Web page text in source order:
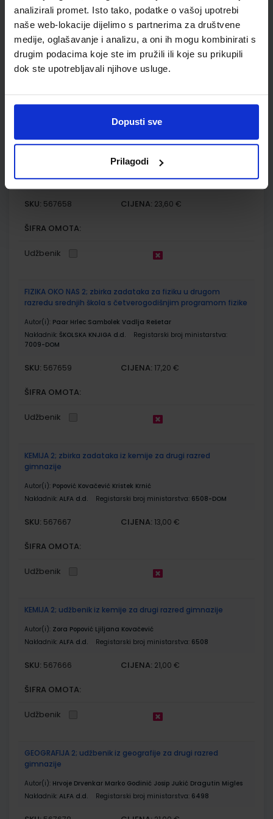
analizirali promet. Isto tako, podatke o vašoj upotrebi
naše web-lokacije dijelimo s partnerima za društvene
medije, oglašavanje i analizu, a oni ih mogu kombinirati s
drugim podacima koje ste im pružili ili koje su prikupili
dok ste upotrebljavali njihove usluge.
Dopusti sve
Prilagodi
Autor(i):Sunčica Remenar Mirela Sertić Perić Fran Rebrina
Nakladnik:ALFA d.d. Registarski broj ministarstva:6478-DOM
SKU: 567645 CIJENA:13,00 €
ŠIFRA OMOTA:
Udžbenik
FIZIKA OKO NAS 2; udžbenik fizike s dodatnim digitalnim
sadržajima u drugom razredu gimnazije
Paar Hrlec Sambolek Vadlja Rešetar
Nakladnik:ŠKOLSKA KNJIGA d.d. Registarski broj ministarstva:7009
SKU: 567658 CIJENA: 23,60 €
ŠIFRA OMOTA:
Udžbenik
FIZIKA OKO NAS 2; zbirka zadataka za fiziku u drugom
razredu srednjih škola s četverogodišnjim programom fizike
Autor(i): Paar Hrlec Sambolek Vadlja Rešetar
Nakladnik: ŠKOLSKA KNJIGA d.d.
Registarski broj ministarstva:
7009-DOM
SKU: 567659 CIJENA: 17,20 €
ŠIFRA OMOTA:
Udžbenik
KEMIJA 2; zbirka zadataka iz kemije za drugi razred
gimnazije
Autor(i): Popović Kovačević Kristek Krnić
Nakladnik: ALFA d.d. Registarski broj ministarstva: 6508-DOM
SKU: 567667 CIJENA: 13,00 €
ŠIFRA OMOTA:
Udžbenik
KEMIJA 2; udžbenik iz kemije za drugi razred gimnazije
Autor(i): Zora Popović Ljiljana Kovačević
Nakladnik: ALFA d.d. Registarski broj ministarstva: 6508
SKU: 567666 CIJENA: 21,00 €
ŠIFRA OMOTA:
Udžbenik
GEOGRAFIJA 2; udžbenik iz geografije za drugi razred
gimnazije
Autor(i): Hrvoje Drvenkar Marko Godinić Josip Jukić Dragutin Migles
Nakladnik: ALFA d.d. Registarski broj ministarstva: 6498